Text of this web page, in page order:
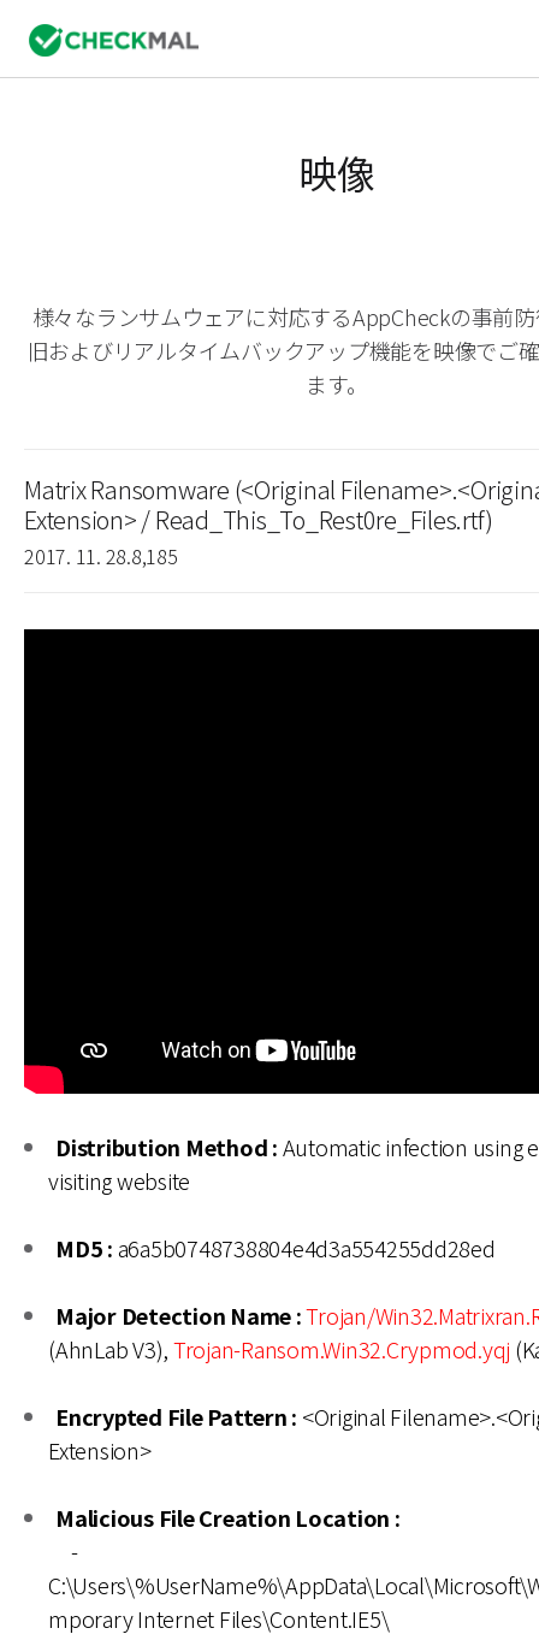
映像
様々なランサムウェアに対応するAppCheckの事前
旧およびリアルタイムバックアップ機能を映像でご
ます。
Matrix Ransomware (<Original
Extension> / Read_This_To_Rest0re_Files.rtf)
2017. 11. 28.8,185
Distribution Method :Automatic infection using
visiting website
MD5 :a6a5b0748738804e4d3a554255dd28ed
Major Detection Name :Trojan/
(AhnLab V3),Trojan-Ransom.Win32.Crypmod.yqj
Encrypted File Pattern : <Original
Extension>
Malicious File Creation Location :
-
mporary Internet Files\Content.IE5\